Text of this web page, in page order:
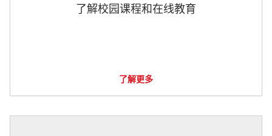
了解校园课程和在线教育
了解更多